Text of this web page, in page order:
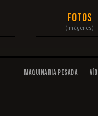
Fotos
(Imágenes)
Maquinaria Pesada